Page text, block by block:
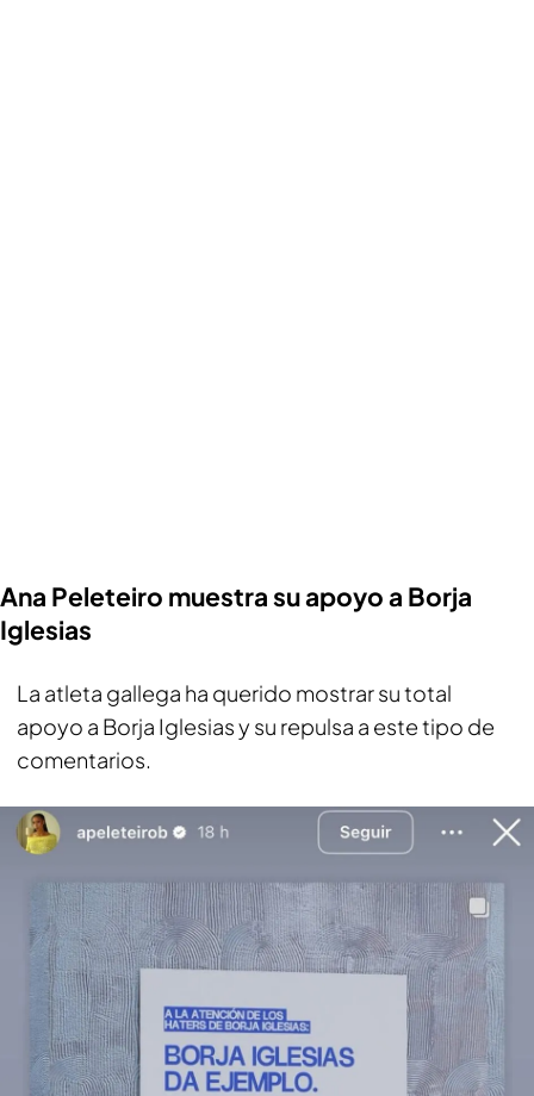
Ana Peleteiro muestra su apoyo a Borja
Iglesias
La atleta gallega ha querido mostrar su total
apoyo a Borja Iglesias y su repulsa a este tipo de
comentarios.